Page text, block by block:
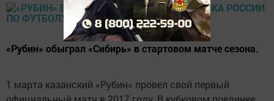
«Рубин» обыграл «Сибирь» в стартовом матче сезона.
1 марта казанский «Рубин» провел свой первый